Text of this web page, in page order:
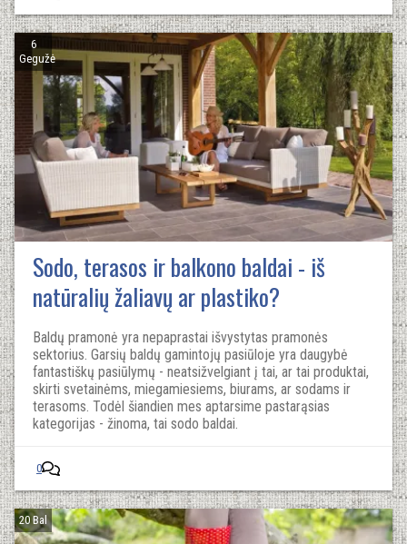
6
Gegužė
Sodo, terasos ir balkono baldai - iš
natūralių žaliavų ar plastiko?
Baldų pramonė yra nepaprastai išvystytas pramonės
sektorius. Garsių baldų gamintojų pasiūloje yra daugybė
fantastiškų pasiūlymų - neatsižvelgiant į tai, ar tai produktai,
skirti svetainėms, miegamiesiems, biurams, ar sodams ir
terasoms. Todėl šiandien mes aptarsime pastarąsias
kategorijas - žinoma, tai sodo baldai.
0
20 Bal